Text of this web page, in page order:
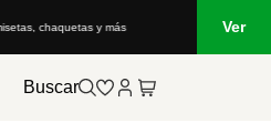
chaquetas y más Ver
Buscar